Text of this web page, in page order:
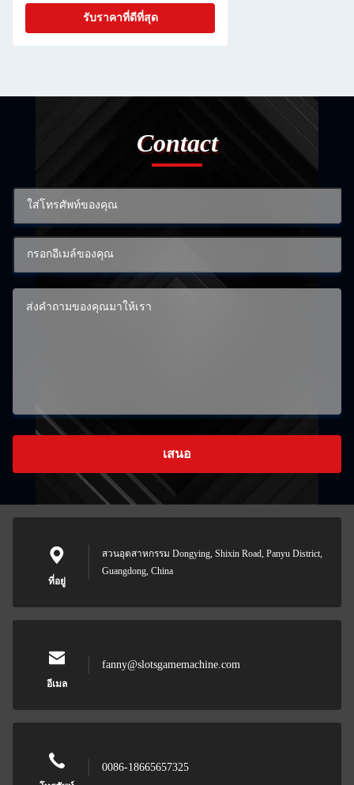
รับราคาที่ดีที่สุด
Contact
เสนอ
ที่อยู่
สวนอุตสาหกรรม Dongying, Shixin Road, Panyu District,
Guangdong, China
อีเมล
fanny@slotsgamemachine.com
0086-18665657325